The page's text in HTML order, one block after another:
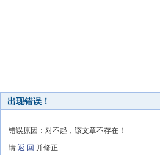
出现错误！
错误原因：对不起，该文章不存在！
请 返 回 并修正